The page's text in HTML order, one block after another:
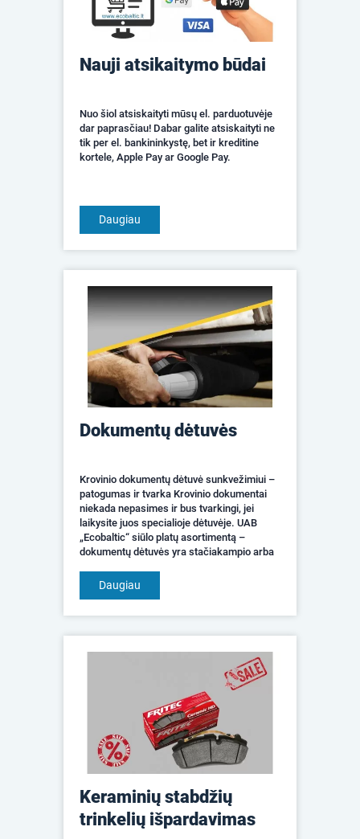
Nauji atsikaitymo būdai
Nuo šiol atsiskaityti mūsų el. parduotuvėje
dar paprasčiau! Dabar galite atsiskaityti ne
tik per el. bankininkystę, bet ir kreditine
kortele, Apple Pay ar Google Pay.
Daugiau
Dokumentų dėtuvės
Krovinio dokumentų dėtuvė sunkvežimiui –
patogumas ir tvarka Krovinio dokumentai
niekada nepasimes ir bus tvarkingi, jei
laikysite juos specialioje dėtuvėje. UAB
„Ecobaltic“ siūlo platų asortimentą –
dokumentų dėtuvės yra stačiakampio arba
nebrangios. ...
Daugiau
Keraminių stabdžių
trinkelių išpardavimas